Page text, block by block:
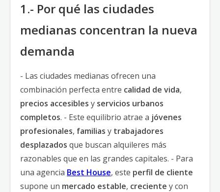
1.- Por qué las ciudades
medianas concentran la nueva
demanda
- Las ciudades medianas ofrecen una
combinación perfecta entre calidad de vida,
precios accesibles y servicios urbanos
completos. - Este equilibrio atrae a jóvenes
profesionales, familias y trabajadores
desplazados que buscan alquileres más
razonables que en las grandes capitales. - Para
una agencia Best House, este perfil de cliente
supone un mercado estable, creciente y con